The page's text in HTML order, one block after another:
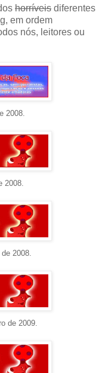
horríveis diferentes
em ordem
nós, leitores ou
2008.
2008.
2008.
de 2009.